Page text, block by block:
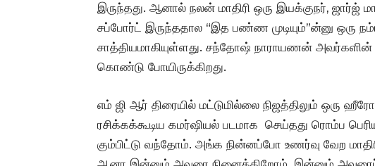
இருந்தது. ஆனால் நலன் மாதிரி ஒரு இயக்குநர், ஜார்ஜ்
சப்போர்ட் இருந்ததால “இத பண்ண முடியும்”ன்னு ஒரு
சாத்தியமாகியுள்ளது. சந்தோஷ் நாராயணன்
கொண்டு போயிருக்கிறது.
எம் ஜி ஆர் திரையில் மட்டுமில்லை நிஜத்திலும் ஒரு
ரசிக்கக்கூடிய கமர்ஷியல் படமாக செய்தது ரொம்ப
கும்பிட்டு வந்தோம். அங்க நின்னப்போ உணர்வு வேற